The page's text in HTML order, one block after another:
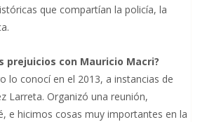
que compartían la policía, la
prejuicios con Mauricio Macri?
lo conocí en el 2013, a instancias de
Larreta. Organizó una reunión,
e hicimos cosas muy importantes en la